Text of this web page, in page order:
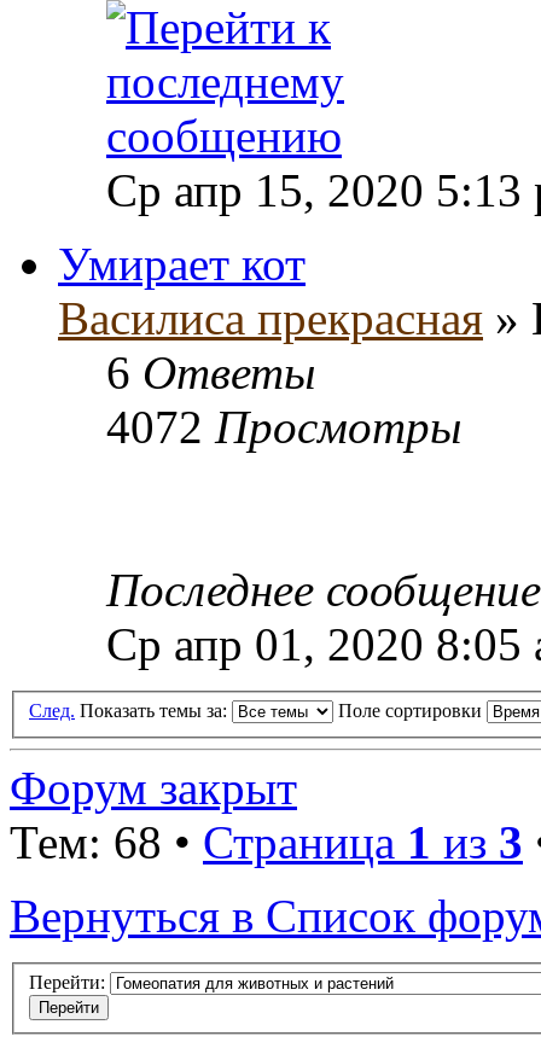
Ср апр 15, 2020 5:13
Умирает кот
Василиса прекрасная »
6 Ответы
4072 Просмотры
Последнее
Ср апр 01, 2020 8:05
След. Показать темы за: Поле сортировки
Форум закрыт
Тем: 68 • Страница 1 из 3
Вернуться в Список
Перейти: